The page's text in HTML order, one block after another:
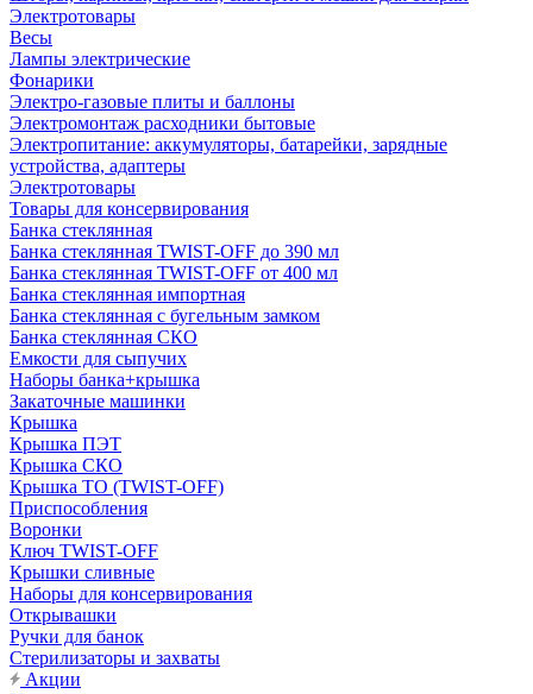
Электротовары
Весы
Лампы электрические
Фонарики
Электро-газовые плиты и баллоны
Электромонтаж расходники бытовые
Электропитание: аккумуляторы, батарейки, зарядные
устройства, адаптеры
Электротовары
Товары для консервирования
Банка стеклянная
Банка стеклянная TWIST-OFF до 390 мл
Банка стеклянная TWIST-OFF от 400 мл
Банка стеклянная импортная
Банка стеклянная с бугельным замком
Банка стеклянная СКО
Емкости для сыпучих
Наборы банка+крышка
Закаточные машинки
Крышка
Крышка ПЭТ
Крышка СКО
Крышка ТО (TWIST-OFF)
Приспособления
Воронки
Ключ TWIST-OFF
Крышки сливные
Наборы для консервирования
Открывашки
Ручки для банок
Стерилизаторы и захваты
Акции